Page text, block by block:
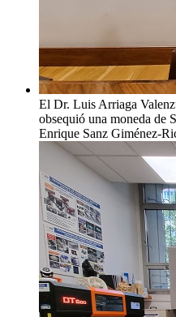
El Dr. Luis Arriaga
obsequió una moneda de
Enrique Sanz Giménez-